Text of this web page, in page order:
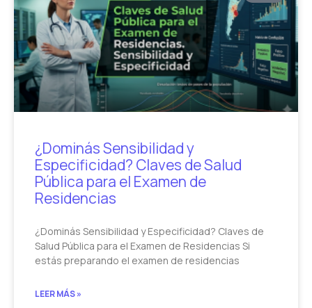
¿Dominás Sensibilidad y
Especificidad? Claves de Salud
Pública para el Examen de
Residencias
¿Dominás Sensibilidad y Especificidad? Claves de
Salud Pública para el Examen de Residencias Si
estás preparando el examen de residencias
LEER MÁS »